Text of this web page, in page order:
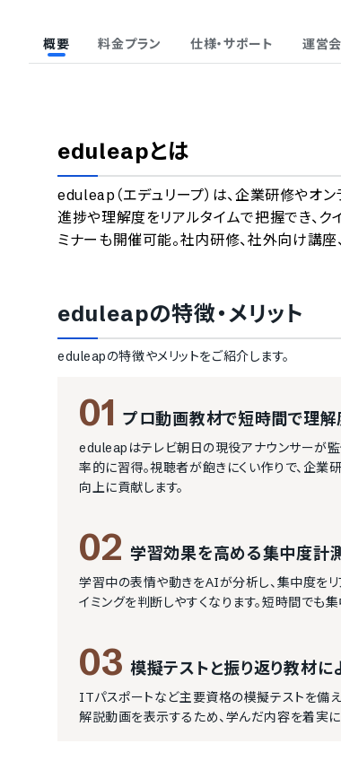
概要 料金プラン 仕様・サポート 運営
eduleapとは
eduleap（エデュリープ）は、企業研修やオ
進捗や理解度をリアルタイムで把握でき、
ミナーも開催可能。社内研修、社外向け講
eduleapの特徴・メリット
eduleapの特徴やメリットをご紹介します。
01 プロ動画教材で短時間で理解
eduleapはテレビ朝日の現役アナウンサーが
率的に習得。視聴者が飽きにくい作りで、企業
向上に貢献します。
02 学習効果を高める集中度計
学習中の表情や動きをAIが分析し、集中度を
イミングを判断しやすくなります。短時間でも
03 模擬テストと振り返り教材
ITパスポートなど主要資格の模擬テストを備
解説動画を表示するため、学んだ内容を着実